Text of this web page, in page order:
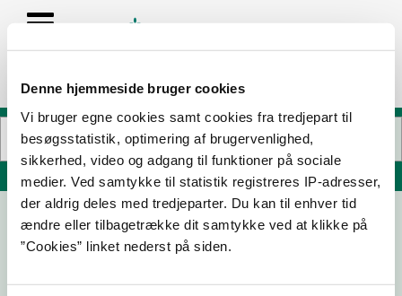
Denne hjemmeside bruger cookies
Vi bruger egne cookies samt cookies fra tredjepart til
besøgsstatistik, optimering af brugervenlighed,
sikkerhed, video og adgang til funktioner på sociale
medier. Ved samtykke til statistik registreres IP-adresser,
der aldrig deles med tredjeparter. Du kan til enhver tid
ændre eller tilbagetrække dit samtykke ved at klikke på
”Cookies” linket nederst på siden.
Søg på adresse, postnummer, by, firmanavn